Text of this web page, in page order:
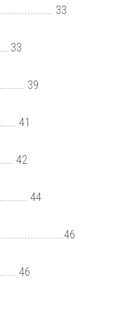
33
33
39
41
42
44
46